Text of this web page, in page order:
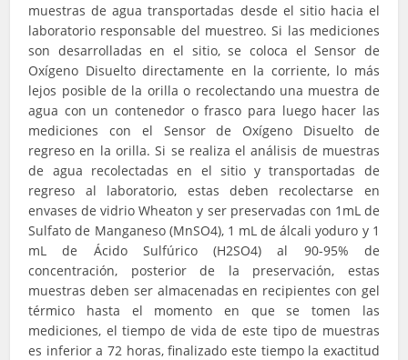
muestras de agua transportadas desde el sitio hacia el
laboratorio responsable del muestreo. Si las mediciones
son desarrolladas en el sitio, se coloca el Sensor de
Oxígeno Disuelto directamente en la corriente, lo más
lejos posible de la orilla o recolectando una muestra de
agua con un contenedor o frasco para luego hacer las
mediciones con el Sensor de Oxígeno Disuelto de
regreso en la orilla. Si se realiza el análisis de muestras
de agua recolectadas en el sitio y transportadas de
regreso al laboratorio, estas deben recolectarse en
envases de vidrio Wheaton y ser preservadas con 1mL de
Sulfato de Manganeso (MnSO4), 1 mL de álcali yoduro y 1
mL de Ácido Sulfúrico (H2SO4) al 90-95% de
concentración, posterior de la preservación, estas
muestras deben ser almacenadas en recipientes con gel
térmico hasta el momento en que se tomen las
mediciones, el tiempo de vida de este tipo de muestras
es inferior a 72 horas, finalizado este tiempo la exactitud